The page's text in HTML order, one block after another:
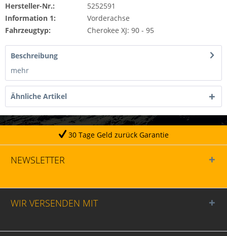
Hersteller-Nr.:
5252591
Information 1:
Vorderachse
Fahrzeugtyp:
Cherokee XJ: 90 - 95
Beschreibung
mehr
Ähnliche Artikel
Tage Geld zurück Garantie
NEWSLETTER
WIR VERSENDEN MIT